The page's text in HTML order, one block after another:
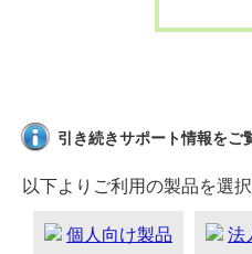
引き続きサポート情報をご
以下よりご利用の製品を選
個人向け製品 法